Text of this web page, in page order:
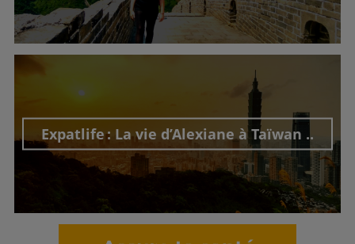
Expatlife : La vie d’Alexiane à Taïwan ..